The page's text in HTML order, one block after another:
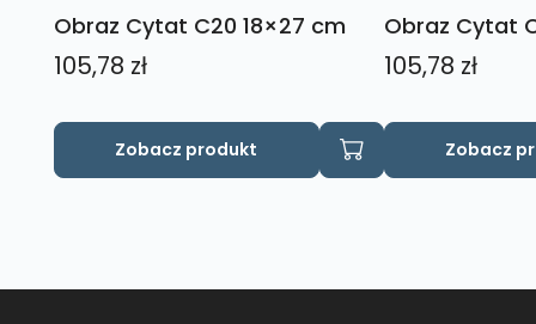
Obraz Cytat C20 18×27 cm
105,78 zł
Zobacz produkt
Obraz Cytat
105,78 zł
Zobacz